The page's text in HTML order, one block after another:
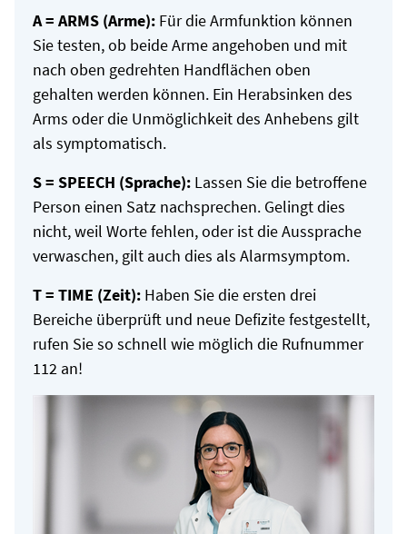
A = ARMS (Arme): Für die Armfunktion können
Sie testen, ob beide Arme angehoben und mit
nach oben gedrehten Handflächen oben
gehalten werden können. Ein Herabsinken des
Arms oder die Unmöglichkeit des Anhebens gilt
als symptomatisch.
S = SPEECH (Sprache): Lassen Sie die betroffene
Person einen Satz nachsprechen. Gelingt dies
nicht, weil Worte fehlen, oder ist die Aussprache
verwaschen, gilt auch dies als Alarmsymptom.
T = TIME (Zeit): Haben Sie die ersten drei
Bereiche überprüft und neue Defizite festgestellt,
rufen Sie so schnell wie möglich die Rufnummer
112 an!